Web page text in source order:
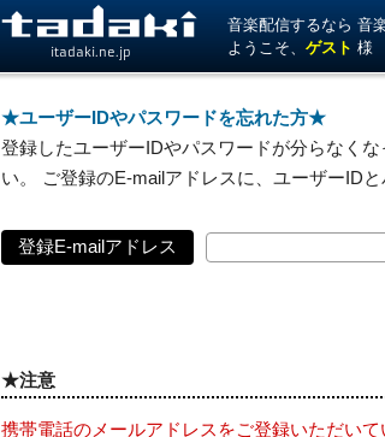
itadaki.ne.jp
音楽配信するなら 音
ようこそ、ゲスト 様
★ユーザーIDやパスワードを忘れた方★
登録したユーザーIDやパスワードが分らなく
い。 ご登録のE-mailアドレスに、ユーザーID
登録E-mailアドレス
★注意
携帯電話のメールアドレスをご登録いただいて